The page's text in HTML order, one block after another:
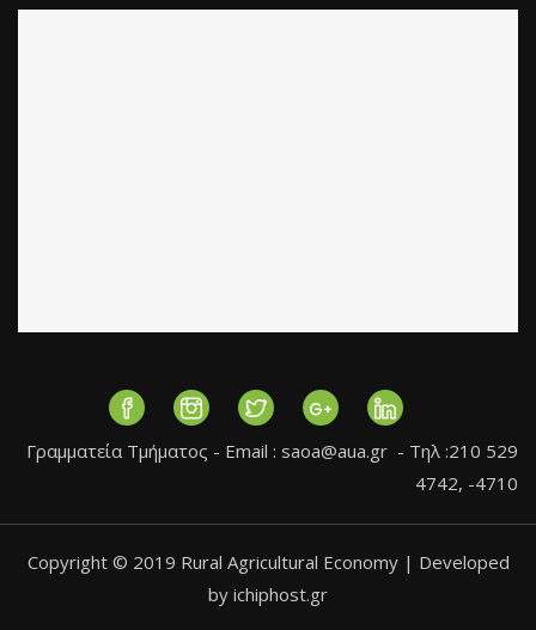
Γραμματεία Τμήματος - Εmail : saoa@aua.gr - Τηλ :210 529
4742, -4710
Copyright © 2019 Rural Agricultural Economy | Developed
by ichiphost.gr